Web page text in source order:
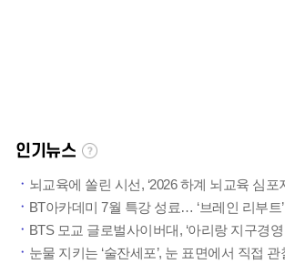
인기뉴스
뇌교육에 쏠린 시선, ‘2026 하계 뇌교육 심포
BT아카데미 7월 특강 성료… ‘브레인 리부트
BTS 모교 글로벌사이버대, ‘아리랑 지구경
눈물 지키는 ‘술잔세포’, 눈 표면에서 직접